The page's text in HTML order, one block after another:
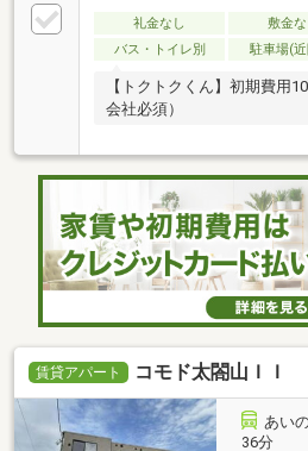
礼金なし 敷金な
バス・トイレ別
駐車場(
【トクトクくん】初期費用
会社必須）
賃貸アパート コモド太閤山ＩＩ
あい
36分